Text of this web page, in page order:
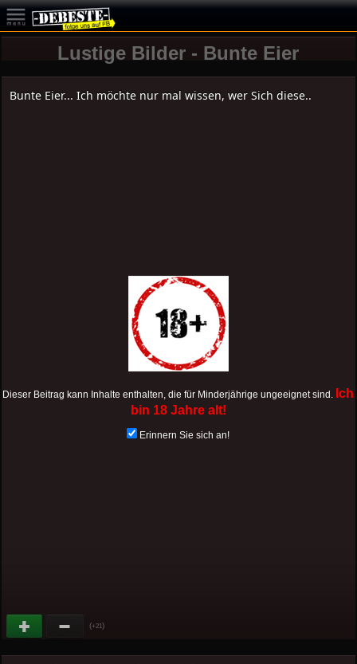
Lustige Bilder - Bunte Eier
Bunte Eier... Ich möchte nur mal wissen, wer Sich diese..
Dieser Beitrag kann Inhalte enthalten, die für Minderjährige ungeeignet sind.
Ich
bin 18 Jahre alt!
Erinnern Sie sich an!
(+21)